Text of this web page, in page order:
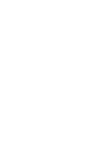
van Public Relations
van Studeren